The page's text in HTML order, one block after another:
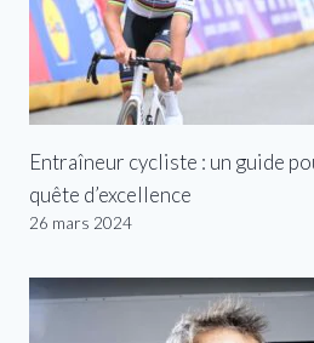
Entraîneur cycliste : un guide
quête d’excellence
26 mars 2024